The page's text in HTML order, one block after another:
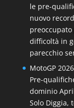
le pre-
nuovo
difficoltà in
parecchio
MotoGP
Pre-
dominio
Solo Diggia,